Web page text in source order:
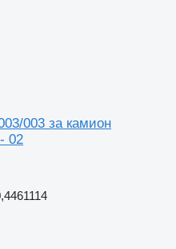
003 за камион
02